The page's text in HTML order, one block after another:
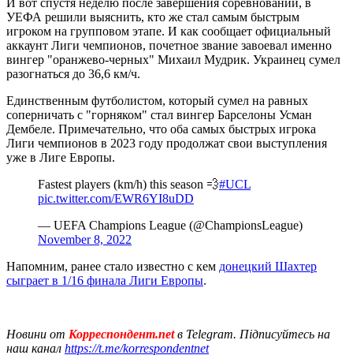
УЕФА решили выяснить, кто же стал самым быстрым
игроком на групповом этапе. И как сообщает официальный
аккаунт Лиги чемпионов, почетное звание завоевал именно
вингер "оранжево-черных" Михаил Мудрик. Украинец сумел
разогнаться до 36,6 км/ч.
Единственным футболистом, который сумел на равных
соперничать с "горняком" стал вингер Барселоны Усман
Дембеле. Примечательно, что оба самых быстрых игрока
Лиги чемпионов в 2023 году продолжат свои выступления
уже в Лиге Европы.
Fastest players (km/h) this season 💨#UCL
pic.twitter.com/EWR6YI8uDD
— UEFA Champions League (@ChampionsLeague)
November 8, 2022
Напомним, ранее стало известно с кем донецкий Шахтер
сыграет в 1/16 финала Лиги Европы.
Новини от Корреспондент.netв Telegram. Підписуйтесь на
наш канал https://t.me/korrespondentnet